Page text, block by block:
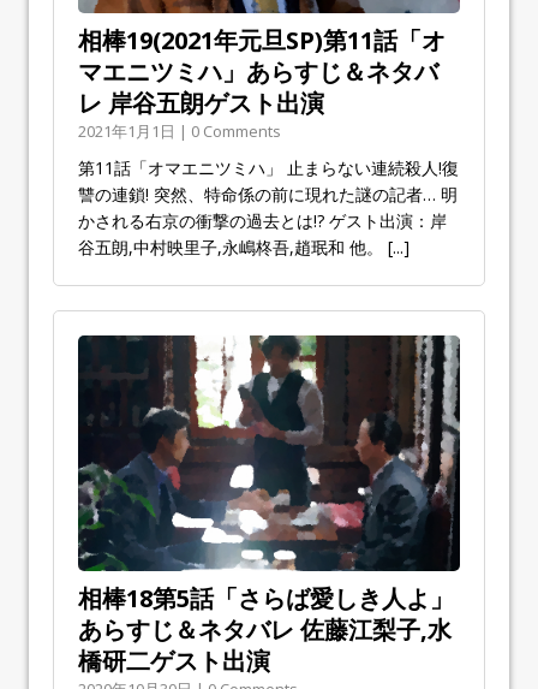
相棒19(2021年元旦SP)第11話「オ
マエニツミハ」あらすじ＆ネタバ
レ 岸谷五朗ゲスト出演
2021年1月1日 | 0 Comments
第11話「オマエニツミハ」 止まらない連続殺人!復
讐の連鎖! 突然、特命係の前に現れた謎の記者… 明
かされる右京の衝撃の過去とは!? ゲスト出演：岸
谷五朗,中村映里子,永嶋柊吾,趙珉和 他。 [...]
相棒18第5話「さらば愛しき人よ」
あらすじ＆ネタバレ 佐藤江梨子,水
橋研二ゲスト出演